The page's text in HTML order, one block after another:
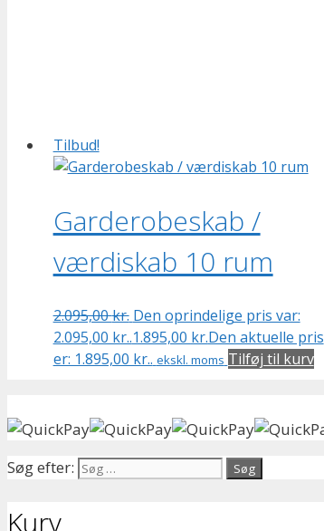
Tilbud!
Garderobeskab /
værdiskab 10 rum
2.095,00kr. Den oprindelige pris var:
2.095,00 kr..1.895,00 kr.Den aktuelle pris
er: 1.895,00 kr.. ekskl. moms Tilføj til kurv
Søg efter:
Kurv